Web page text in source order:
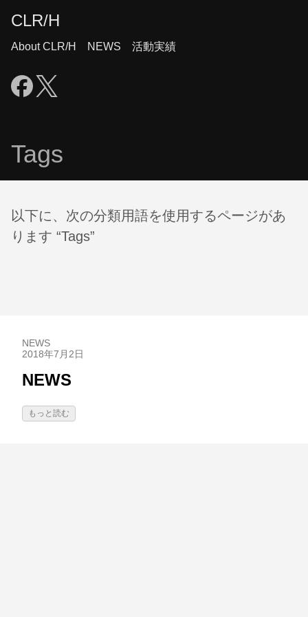
CLR/H
About CLR/H NEWS 活動実績
Tags
以下に、次の分類用語を使用するページがあ
ります “Tags”
NEWS
2018年7月2日
NEWS
もっと読む